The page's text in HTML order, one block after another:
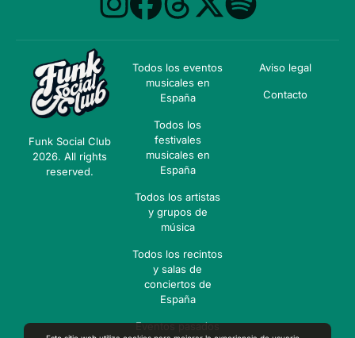
Funk Social Club
2026. All rights
reserved.
Todos los eventos
musicales en
España
Todos los
festivales
musicales en
España
Todos los artistas
y grupos de
música
Todos los recintos
y salas de
conciertos de
España
Eventos pasados
Aviso legal
Contacto